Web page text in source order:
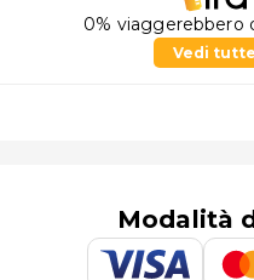
0% viaggerebbero
Vedi
Modalità